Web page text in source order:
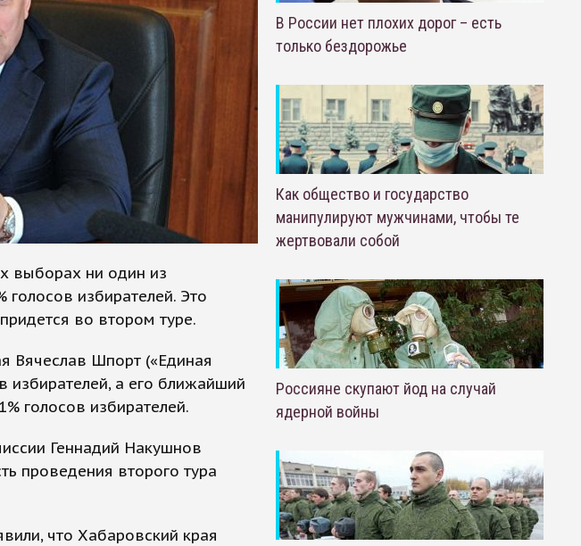
выборах ни один из
голосов избирателей. Это
во втором туре.
Вячеслав Шпорт («Единая
избирателей, а его ближайший
голосов избирателей.
Геннадий Накушнов
проведения второго тура
что Хабаровский края
В России нет плохих дорог – есть
только бездорожье
Как общество и государство
манипулируют мужчинами, чтобы те
жертвовали собой
Россияне скупают йод на случай
ядерной войны